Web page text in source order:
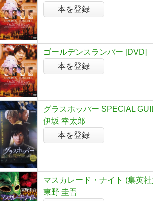
本を登録
ゴールデンスランバー [DVD]
本を登録
グラスホッパー SPECIAL
伊坂 幸太郎
本を登録
マスカレード・ナイト (集英
東野 圭吾